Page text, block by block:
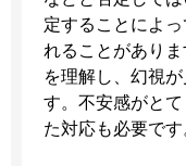
定することによ
れることがあり
を理解し、幻視
す。不安感がと
た対応も必要です